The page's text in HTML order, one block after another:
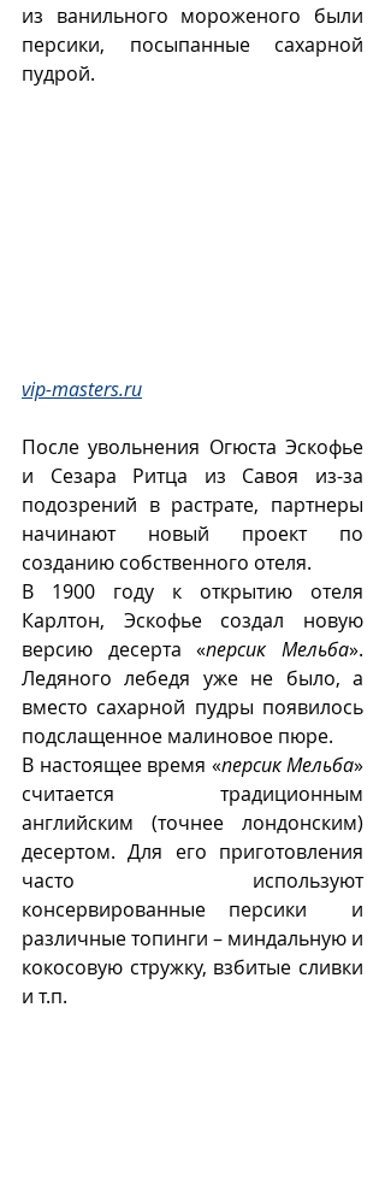
из ванильного мороженого были
персики, посыпанные сахарной
пудрой.
vip-masters.ru
После увольнения Огюста Эскофье
и Сезара Ритца из Савоя из-за
подозрений в растрате, партнеры
начинают новый проект по
созданию собственного отеля.
В 1900 году к открытию отеля
Карлтон, Эскофье создал новую
версию десерта «персик Мельба».
Ледяного лебедя уже не было, а
вместо сахарной пудры появилось
подслащенное малиновое пюре.
В настоящее время «персик Мельба»
считается традиционным
английским (точнее лондонским)
десертом. Для его приготовления
часто используют
консервированные персики  и
различные топинги – миндальную и
кокосовую стружку, взбитые сливки
и т.п.